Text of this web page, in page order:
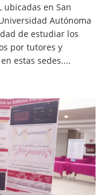
ubicadas en San
Autónoma
de estudiar los
por tutores y
estas sedes....